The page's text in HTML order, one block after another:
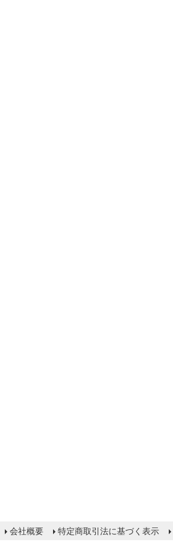
会社概要 特定商取引法に基づく表示